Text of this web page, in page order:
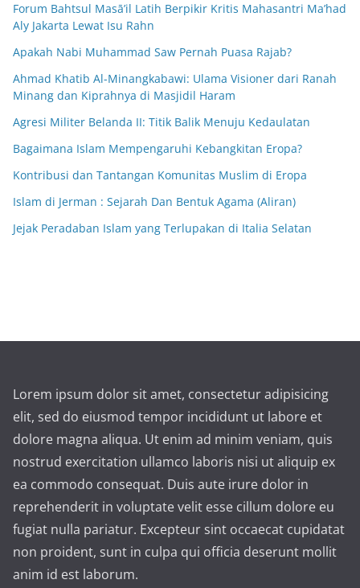
Forum Bahtsul Masā’il Latih Berpikir Kritis Mahasantri Ma’had
Aly Jakarta Lewat Isu Rahn
Apakah Nabi Muhammad Saw Pernah Puasa Rajab?
Ahmad Khatib Al-Minangkabawi: Ulama Visioner dari Ranah
Minang dan Kiprahnya di Masjidil Haram
Agresi Militer Belanda II: Titik Balik Menuju Kedaulatan
Bagaimana Islam Mempengaruhi Kebangkitan Eropa?
Kontribusi dan Tantangan Komunitas Muslim di Eropa
Islam di Jerman : Sejarah Dan Bentuk Agama (Aliran)
Jejak Peradaban Islam yang Terlupakan di Italia Selatan
Lorem ipsum dolor sit amet, consectetur adipisicing
elit, sed do eiusmod tempor incididunt ut labore et
dolore magna aliqua. Ut enim ad minim veniam, quis
nostrud exercitation ullamco laboris nisi ut aliquip ex
ea commodo consequat. Duis aute irure dolor in
reprehenderit in voluptate velit esse cillum dolore eu
fugiat nulla pariatur. Excepteur sint occaecat cupidatat
non proident, sunt in culpa qui officia deserunt mollit
anim id est laborum.